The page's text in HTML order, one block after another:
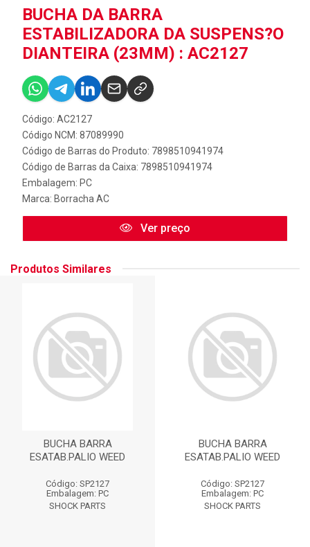
BUCHA DA BARRA
ESTABILIZADORA DA SUSPENS?O
DIANTEIRA (23MM) : AC2127
Código: AC2127
Código NCM: 87089990
Código de Barras do Produto: 7898510941974
Código de Barras da Caixa: 7898510941974
Embalagem: PC
Marca: Borracha AC
Ver preço
Produtos Similares
BUCHA BARRA
ESATAB.PALIO WEED
Código: SP2127
Embalagem: PC
SHOCK PARTS
BUCHA BARRA
ESATAB.PALIO WEED
Código: SP2127
Embalagem: PC
SHOCK PARTS